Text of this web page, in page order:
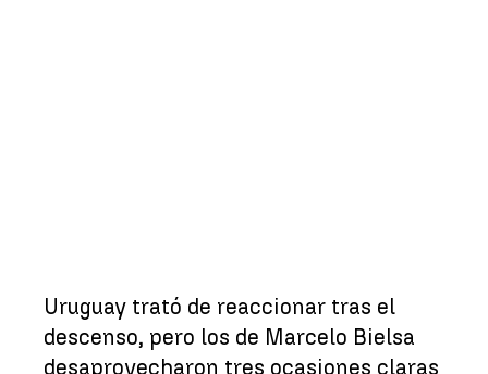
Uruguay trató de reaccionar tras el
descenso, pero los de Marcelo Bielsa
desaprovecharon tres ocasiones claras